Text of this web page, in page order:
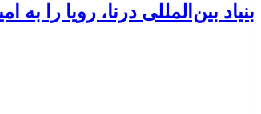
بنیاد بین‌المللی درنا، رویا را به